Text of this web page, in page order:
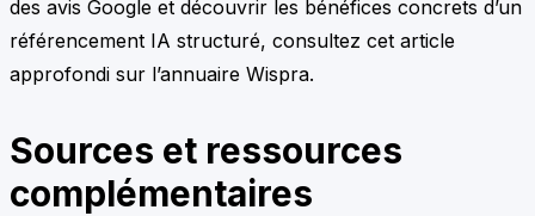
des avis Google et découvrir les bénéfices concrets d’un
référencement IA structuré, consultez cet article
approfondi sur l’annuaire Wispra.
Sources et ressources
complémentaires